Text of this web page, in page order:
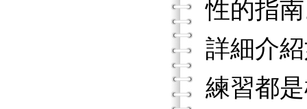
性的指
詳細介
練習都